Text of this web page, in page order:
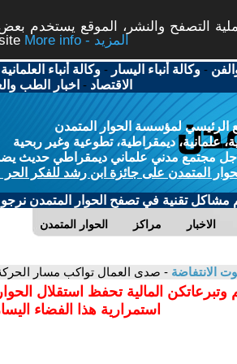
التصفح والنشر، الموقع يستخدم
More info - المزيد
-وكالة أنباء اليسار -وكالة أنباء العلمانية
الاقتصاد - اخبار الطب
الرئيسي لمؤسسة الحوار المتمدن
علمانية، ديمقراطية، تطوعية وغير ربحية
مجتمع مدني علماني ديمقراطي حديث يضمن
المتمدن على جائزة ابن رشد للفكر الحر
مشاكل تقنية في تصفح الحوار المتمدن نرجو
الحوار المتمدن مراكز الاخبار
الانتفاضة - صدى العمال تواكب مسار الحركة
وتبرعاتكن المالية تحفظ استقلال
استمرارية هذا الفضاء